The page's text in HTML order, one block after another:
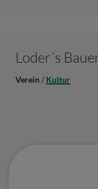
Loder´s
Verein / Kultur